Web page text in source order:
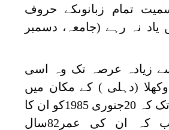
تمام زبانوںکے حروف
یاد نہ رہے (جامعہ، دسمبر
زیادہ عرصہ تک وہ اسی
(دہلی ) کے مکان میں
پڑے رہے۔یہاں تک کہ 20جنوری 1985کو ان کا
انتقال ہوگیاجب کہ ان کی عمر82سال